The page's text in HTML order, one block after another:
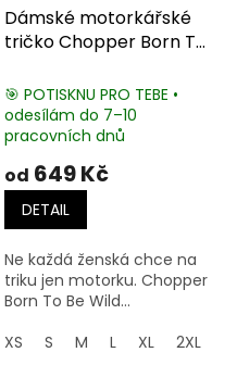
3XL
Dámské motorkářské
tričko Chopper Born To
🎯 POTISKNU PRO TEBE •
odesílám do 7–10
pracovních dnů
od 649 Kč
DETAIL
Ne každá ženská chce na
triku jen motorku. Chopper
Born To Be Wild...
XS
S M L XL 2XL